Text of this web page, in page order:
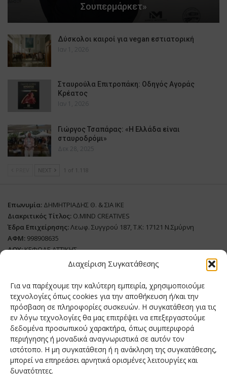
Διαχείριση Συγκατάθεσης
Για να παρέχουμε την καλύτερη εμπειρία, χρησιμοποιούμε
τεχνολογίες όπως cookies για την αποθήκευση ή/και την
πρόσβαση σε πληροφορίες συσκευών. Η συγκατάθεση για τις
εν λόγω τεχνολογίες θα μας επιτρέψει να επεξεργαστούμε
δεδομένα προσωπικού χαρακτήρα, όπως συμπεριφορά
περιήγησης ή μοναδικά αναγνωριστικά σε αυτόν τον
ιστότοπο. Η μη συγκατάθεση ή η ανάκληση της συγκατάθεσης,
μπορεί να επηρεάσει αρνητικά ορισμένες λειτουργίες και
δυνατότητες.
Σουπερμάρκετ»
Δύσκολοι καιροί για vegan εστιατορική
Ιαν 1, 2026
Σταυρούλα Επιτροπάκη: Οδηγός Αγοράς
Κρέατος
Ιαν 1, 2026
Γιώργος Τσαπάρας: «Η Ελλάδα είναι
σταυροδρόμι»
Δεκ 28, 2025
NEXT 1 of 1.118
Επωνυμία: ΔΗΜΗΤΡΙΑΔΗΣ Θ. & ΣΙΑ ΙΚΕ
Διακριτικός Τίτλος: O.MIND CREATIVES
Έδρα Επιχείρησης:Λεωφ. Συγγρού 187, Τ.Κ: 17121 Ν.Σμύρνη
ΑΦΜ: 998908635
ΔΟΥ:ΚΕΦΟΔΕ ΑΤΤΙΚΗΣ
Όνομα Ιδιοκτήτη και Νόμιμο Πρόσωπο: Θεόδωρος Δημητριάδης
Διευθυντής Σύνταξης:Ευθυμιάτου Μαίρη
Domain:grillmagazine.gr
Δικαιούχος Domain:Θεόδωρος Δημητριάδης
Διευθυντής:Θεόδωρος Δημητριάδης
Διαχειριστής:Θεόδωρος Δημητριάδης
Δήλωση Συμμόρφωσης
Αριθμός Πιστοποίησης Μ.Η.Τ.: